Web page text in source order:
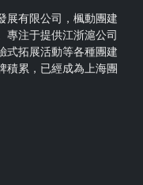
展有限公司，楓動團建
專注于提供江浙滬公司
式拓展活動等各種團建
積累，已經成為上海團